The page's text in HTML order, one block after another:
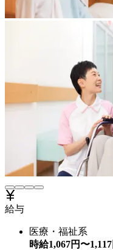
給与
医療・福祉系
時給1,067円〜1,117